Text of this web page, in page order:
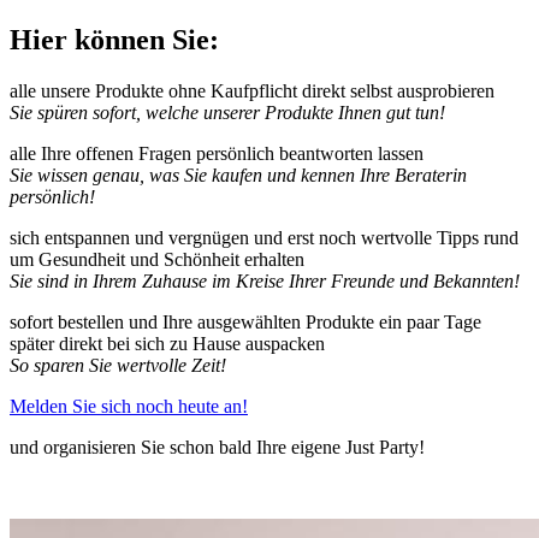
Hier können Sie:
alle unsere Produkte ohne Kaufpflicht direkt selbst ausprobieren
Sie spüren sofort, welche unserer Produkte Ihnen gut tun!
alle Ihre offenen Fragen persönlich beantworten lassen
Sie wissen genau, was Sie kaufen und kennen Ihre Beraterin
persönlich!
sich entspannen und vergnügen und erst noch wertvolle Tipps rund
um Gesundheit und Schönheit erhalten
Sie sind in Ihrem Zuhause im Kreise Ihrer Freunde und Bekannten!
sofort bestellen und Ihre ausgewählten Produkte ein paar Tage
später direkt bei sich zu Hause auspacken
So sparen Sie wertvolle Zeit!
Melden Sie sich noch heute an!
und organisieren Sie schon bald Ihre eigene Just Party!